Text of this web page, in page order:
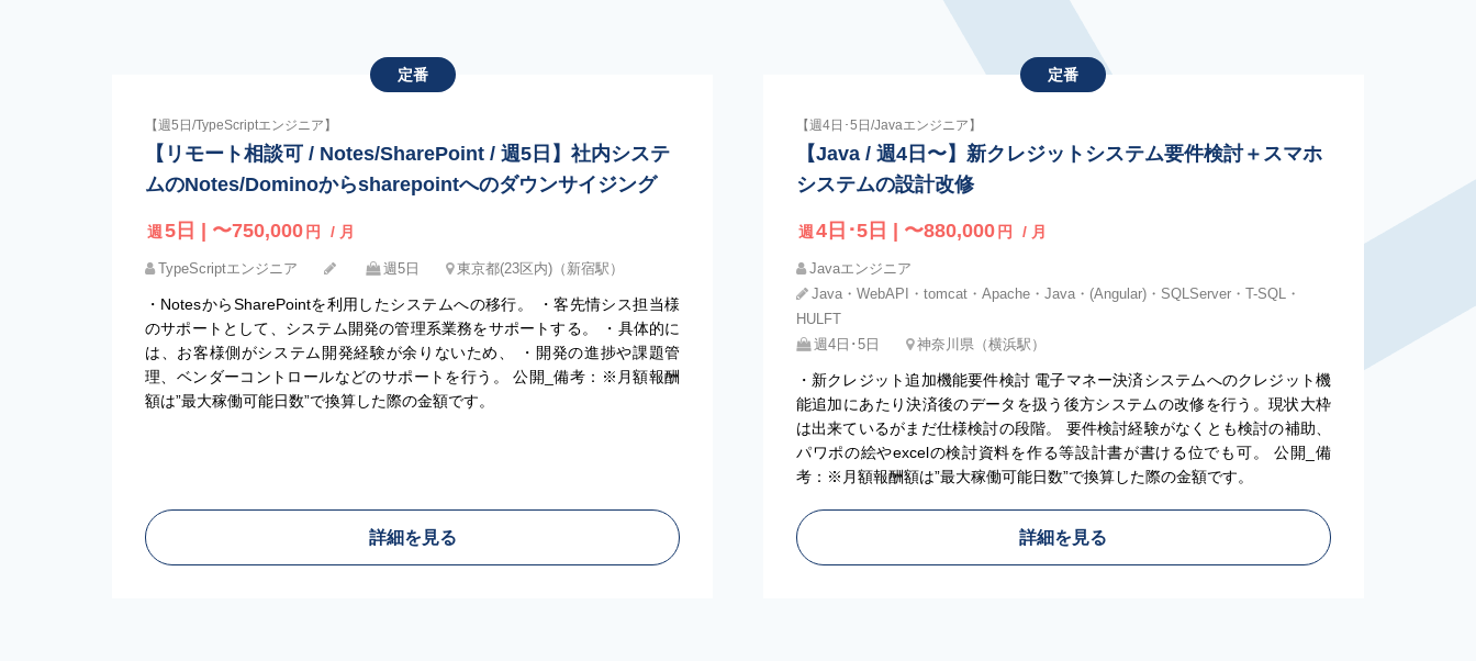
定番
【週5日/TypeScriptエンジニア】
【リモート相談可 / Notes/SharePoint / 週5日】社内システ
ムのNotes/Dominoからsharepointへのダウンサイジング
週 5日 | 〜750,000 円 / 月
TypeScriptエンジニア 週5日 東京都(23区内)（新宿駅）
・NotesからSharePointを利用したシステムへの移行。 ・客先情シス担当様
のサポートとして、システム開発の管理系業務をサポートする。 ・具体的に
は、お客様側がシステム開発経験が余りないため、 ・開発の進捗や課題管
理、ベンダーコントロールなどのサポートを行う。 公開_備考：※月額報酬
額は”最大稼働可能日数”で換算した際の金額です。
詳細を見る
定番
【週4日･5日/Javaエンジニア】
【Java / 週4日〜】新クレジットシステム要件検討＋スマホ
システムの設計改修
週 4日･5日 | 〜880,000 円 / 月
Javaエンジニア
Java・WebAPI・tomcat・Apache・Java・(Angular)・SQLServer・T-SQL・
HULFT
週4日･5日
神奈川県（横浜駅）
・新クレジット追加機能要件検討 電子マネー決済システムへのクレジット機
能追加にあたり決済後のデータを扱う後方システムの改修を行う。現状大枠
は出来ているがまだ仕様検討の段階。 要件検討経験がなくとも検討の補助、
パワポの絵やexcelの検討資料を作る等設計書が書ける位でも可。 公開_備
考：※月額報酬額は”最大稼働可能日数”で換算した際の金額です。
詳細を見る